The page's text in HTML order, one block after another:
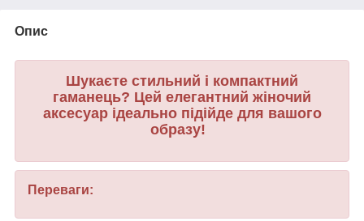
Опис
Шукаєте стильний і компактний
гаманець? Цей елегантний жіночий
аксесуар ідеально підійде для вашого
образу!
Переваги: